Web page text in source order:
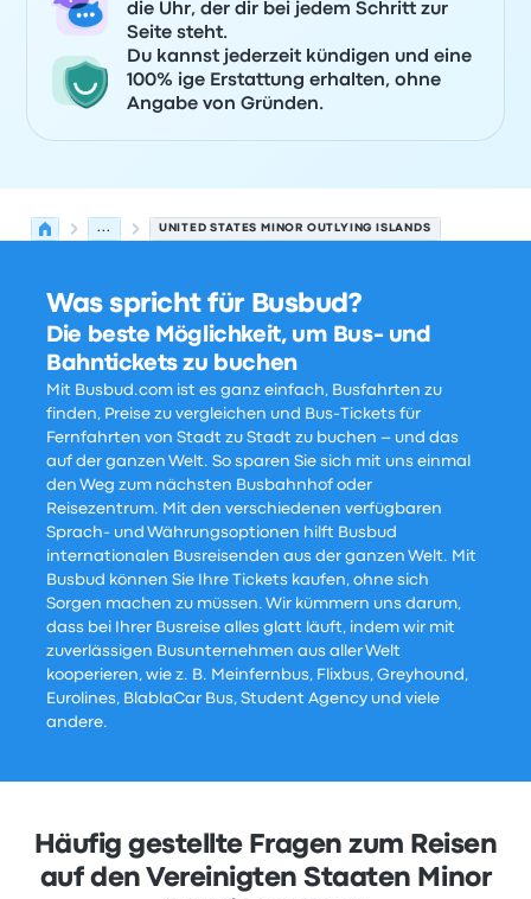
die Uhr, der dir bei jedem Schritt zur
Seite steht.
Du kannst jederzeit kündigen und eine
100% ige Erstattung erhalten, ohne
Angabe von Gründen.
... UNITED STATES MINOR OUTLYING ISLANDS
Was spricht für Busbud?
Die beste Möglichkeit, um Bus- und
Bahntickets zu buchen
Mit Busbud.com ist es ganz einfach, Busfahrten zu
finden, Preise zu vergleichen und Bus-Tickets für
Fernfahrten von Stadt zu Stadt zu buchen – und das
auf der ganzen Welt. So sparen Sie sich mit uns einmal
den Weg zum nächsten Busbahnhof oder
Reisezentrum. Mit den verschiedenen verfügbaren
Sprach- und Währungsoptionen hilft Busbud
internationalen Busreisenden aus der ganzen Welt. Mit
Busbud können Sie Ihre Tickets kaufen, ohne sich
Sorgen machen zu müssen. Wir kümmern uns darum,
dass bei Ihrer Busreise alles glatt läuft, indem wir mit
zuverlässigen Busunternehmen aus aller Welt
kooperieren, wie z. B. Meinfernbus, Flixbus, Greyhound,
Eurolines, BlablaCar Bus, Student Agency und viele
andere.
Häufig gestellte Fragen zum Reisen
auf den Vereinigten Staaten Minor